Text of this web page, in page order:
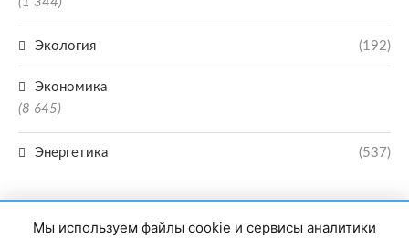
Экология (192)
Экономика
(8 645)
Энергетика (537)
Мы используем файлы cookie и сервисы аналитики